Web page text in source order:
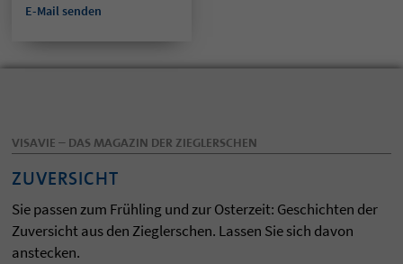
E-Mail senden
VISAVIE – DAS MAGAZIN DER ZIEGLERSCHEN
ZUVERSICHT
Sie passen zum Frühling und zur Osterzeit: Geschichten der
Zuversicht aus den Zieglerschen. Lassen Sie sich davon
anstecken.